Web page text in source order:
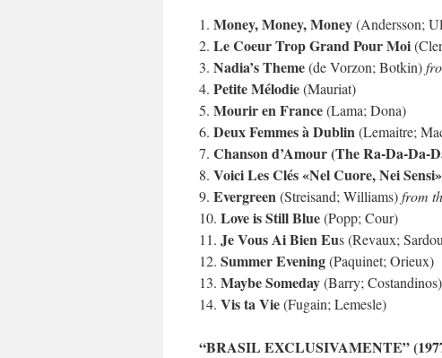
1. Money, Money, Money(Andersson;
2. Le Coeur Trop Grand Pour Moi
3. Nadia’s Theme(de Vorzon; Botkin)
4. Petite Mélodie(Mauriat)
5. Mourir en France(Lama; Dona)
6. Deux Femmes à Dublin(Lemaitre;
7. Chanson d’Amour (The Ra-Da-Da-
8. Voici Les Clés «Nel Cuore, Nei Sensi»
9. Evergreen(Streisand; Williams)from
10. Love is Still Blue(Popp; Cour)
11. Je Vous Ai Bien Eus (Revaux;
12. Summer Evening(Paquinet; Orieux)
13. Maybe Someday(Barry; Costandinos)
14. Vis ta Vie(Fugain; Lemesle)
“BRASIL EXCLUSIVAMENTE”